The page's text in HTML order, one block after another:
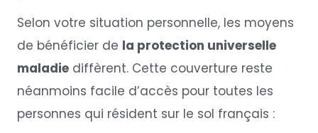
Selon votre situation personnelle, les moyens
de bénéficier de la protection universelle
maladiediffèrent. Cette couverture reste
néanmoins facile d’accès pour toutes les
personnes qui résident sur le sol français :